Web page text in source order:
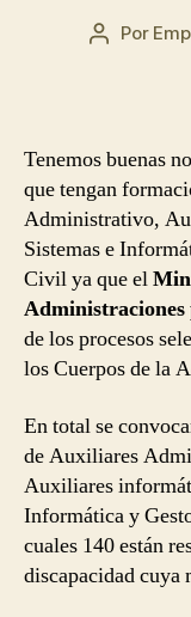
Autor
Por
Tenemos buenas
que tengan
Administrativo,
Sistemas e
Civil ya que el
Administraciones
de los procesos
los Cuerpos de la
En total se
de Auxiliares
Auxiliares
Informática y
cuales 140 están
discapacidad cuya